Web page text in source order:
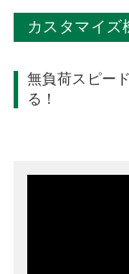
カスタマイズ
無負荷スピー
る！